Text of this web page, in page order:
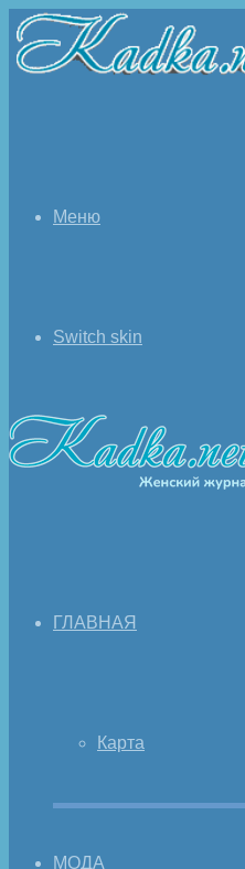
Меню
Switch skin
ГЛАВНАЯ
Карта
МОДА